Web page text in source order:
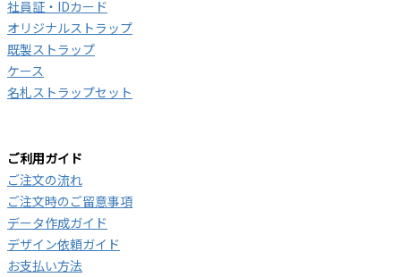
社員証・IDカード
オリジナルストラップ
既製ストラップ
ケース
名札ストラップセット
ご利用ガイド
ご注文の流れ
ご注文時のご留意事項
データ作成ガイド
デザイン依頼ガイド
お支払い方法